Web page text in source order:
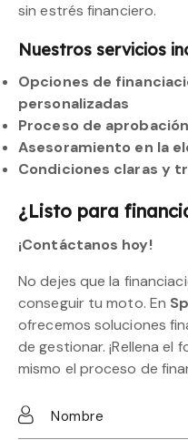
sin estrés financiero.
Nuestros servicios
Opciones de
personalizadas
Proceso de
Asesoramiento en la
Condiciones claras y
¿Listo para
¡Contáctanos hoy!
No dejes que la
conseguir tu moto. En
ofrecemos soluciones
de gestionar. ¡Rellena el
mismo el proceso de